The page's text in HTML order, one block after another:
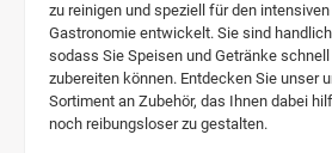
zu reinigen und speziell für den
Gastronomie entwickelt. Sie sind
sodass Sie Speisen und Getränke schnell
zubereiten können. Entdecken Sie unser
Sortiment an Zubehör, das Ihnen dabei
noch reibungsloser zu gestalten.